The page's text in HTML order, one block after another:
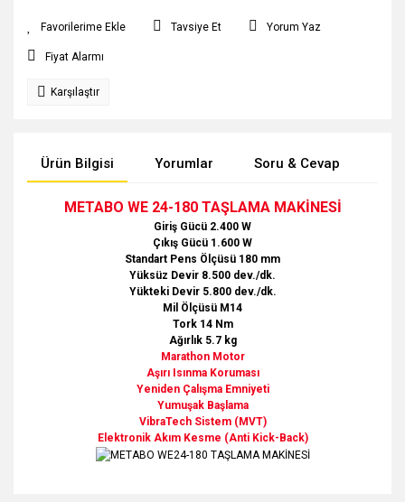
Tavsiye Et Yorum Yaz
Fiyat Alarmı
Karşılaştır
Ürün Bilgisi Yorumlar Soru & Cevap
METABO WE 24-180 TAŞLAMA MAKİNESİ
Giriş Gücü 2.400 W
Çıkış Gücü 1.600 W
Standart Pens Ölçüsü 180 mm
Yüksüz Devir 8.500 dev./dk.
Yükteki Devir 5.800 dev./dk.
Mil Ölçüsü M14
Tork 14 Nm
Ağırlık 5.7 kg
Marathon Motor
Aşırı Isınma Koruması
Yeniden Çalışma Emniyeti
Yumuşak Başlama
VibraTech Sistem (MVT)
Elektronik Akım Kesme (Anti Kick-Back)